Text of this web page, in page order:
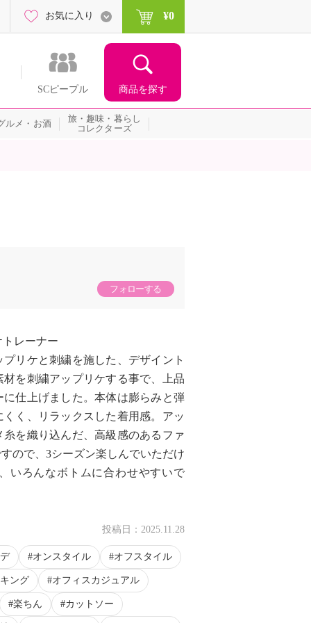
SCピープル 商品を探す
お気に入り ¥0
ルメ・お酒
旅・趣味・暮らし
コレクターズ
フォローする
レーナー
リケと刺繍を施した、デザイント
を刺繍アップリケする事で、上品
仕上げました。本体は膨らみと弾
く、リラックスした着用感。アッ
を織り込んだ、高級感のあるファ
ので、3シーズン楽しんでいただけ
いろんなボトムに合わせやすいで
投稿日： 2025.11.28
オンスタイル オフスタイル
ング オフィスカジュアル
楽ちん カットソー